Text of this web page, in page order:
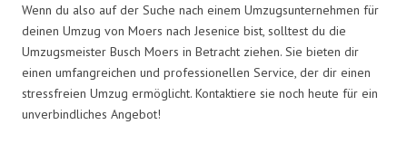
Wenn du also auf der Suche nach einem Umzugsunternehmen für
deinen Umzug von Moers nach Jesenice bist, solltest du die
Umzugsmeister Busch Moers in Betracht ziehen. Sie bieten dir
einen umfangreichen und professionellen Service, der dir einen
stressfreien Umzug ermöglicht. Kontaktiere sie noch heute für ein
unverbindliches Angebot!